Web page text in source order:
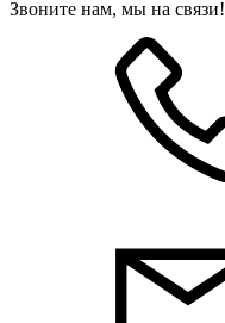
Звоните нам, мы на связи!